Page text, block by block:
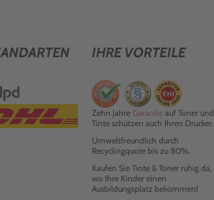
IHRE VORTEILE
Zehn Jahre Garantieauf Toner und
Tinte schützen auch Ihren Drucker.
Umweltfreundlich durch
Recyclingquote bis zu 80%.
Kaufen Sie Tinte & Toner ruhig da,
wo Ihre Kinder einen
Ausbildungsplatz bekommen!